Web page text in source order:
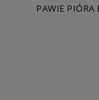
PAWIE PIÓRA